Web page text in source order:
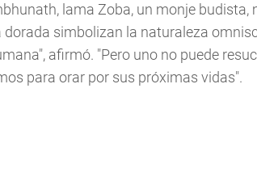
lama Zoba, un monje
simbolizan la naturaleza
afirmó. "Pero uno no puede
para orar por sus próximas vidas".